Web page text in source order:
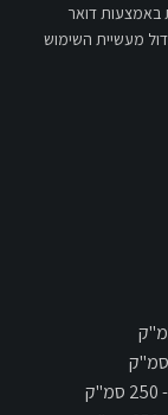
באמצעות דואר
מעשיית השימוש